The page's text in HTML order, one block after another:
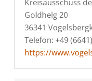
Kreisausschuss
Goldhelg 20
36341
Telefon: +49
https://